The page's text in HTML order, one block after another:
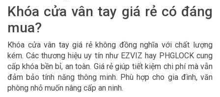
Khóa cửa vân tay giá rẻ có đáng
mua?
Khóa cửa vân tay giá rẻ không đồng nghĩa với chất lượng
kém. Các thương hiệu uy tín như EZVIZ hay PHGLOCK cung
cấp khóa bền bỉ, an toàn. Giá rẻ giúp tiết kiệm chi phí mà vẫn
đảm bảo tính năng thông minh. Phù hợp cho gia đình, văn
phòng nhỏ muốn nâng cấp an ninh.